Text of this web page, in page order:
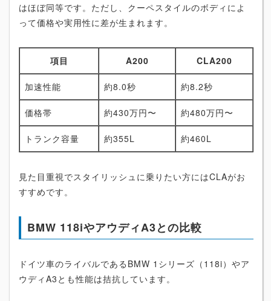
はほぼ同等です。ただし、クーペスタイルのボディによ
って価格や実用性に差が生まれます。
項目 A200 CLA200
加速性能 約8.0秒 約8.2秒
価格帯 約430万円〜 約480万円〜
トランク容量 約355L 約460L
見た目重視でスタイリッシュに乗りたい方にはCLAがお
すすめです。
BMW 118iやアウディA3との比較
ドイツ車のライバルであるBMW 1シリーズ（118i）やア
ウディA3とも性能は拮抗しています。